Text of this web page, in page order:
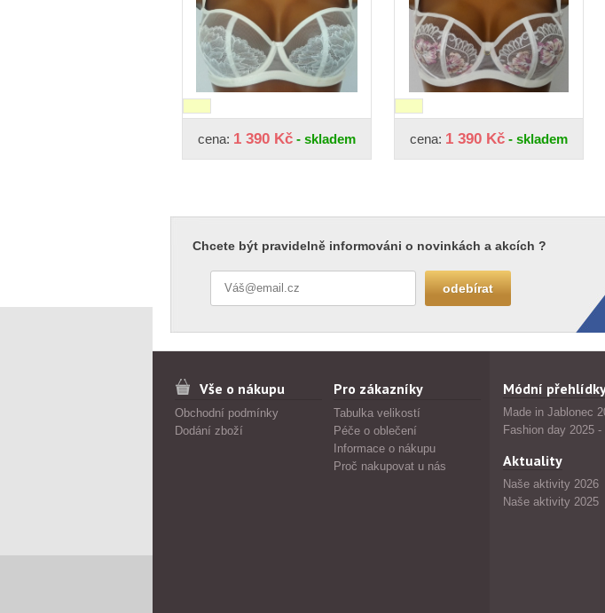
cena: 1 390 Kč - skladem cena: 1 390 Kč - skladem
Chcete být pravidelně informováni o novinkách a akcích ?
Vše o nákupu
Obchodní podmínky
Dodání zboží
Pro zákazníky
Tabulka velikostí
Péče o oblečení
Informace o nákupu
Proč nakupovat u nás
Módní
Made in Jablonec
Fashion day 2025
Aktuality
Naše aktivity 2026
Naše aktivity 2025